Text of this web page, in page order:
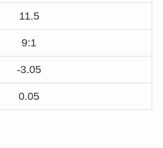
11.5
9:1
-3.05
0.05